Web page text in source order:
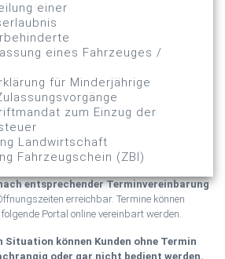
einer
eines Fahrzeuges /
für Minderjährige
zum Einzug der
Landwirtschaft
Fahrzeugschein (ZBI)
entsprechender Terminvereinbarung
erreichbar. Termine können
Portal online vereinbart werden.
können Kunden ohne Termin
oder gar nicht bedient werden.